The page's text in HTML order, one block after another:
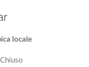
locale